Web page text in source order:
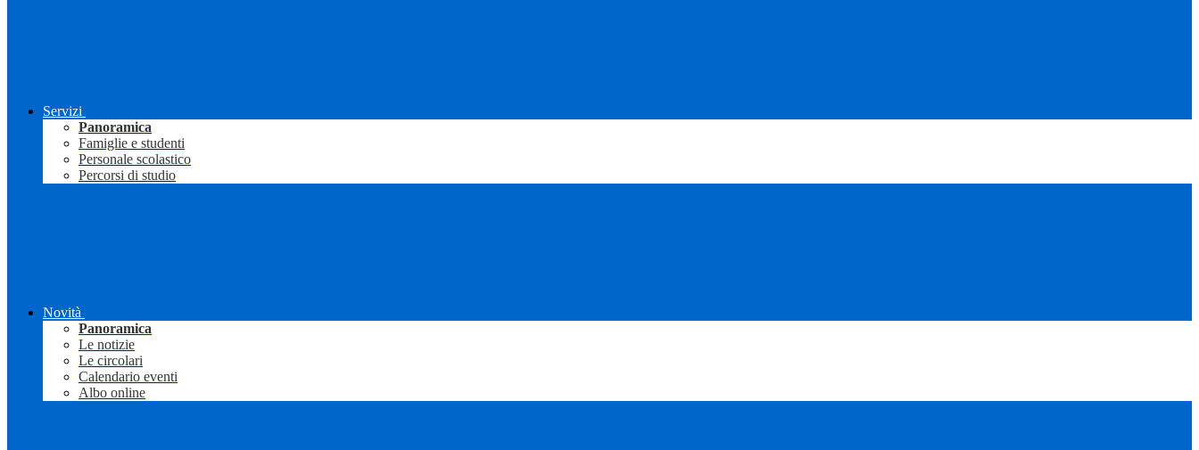
Servizi
Panoramica
Famiglie e studenti
Personale scolastico
Percorsi di studio
Novità
Panoramica
Le notizie
Le circolari
Calendario eventi
Albo online